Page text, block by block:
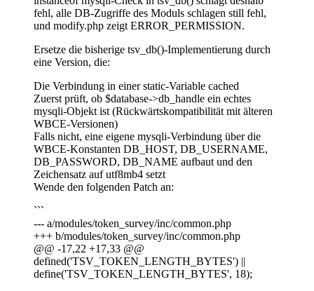
fehl, alle DB-Zugriffe des Moduls schlagen still fehl,
und modify.php zeigt ERROR_PERMISSION.
Ersetze die bisherige tsv_db()-Implementierung durch
eine Version, die:
Die Verbindung in einer static-Variable cached
Zuerst prüft, ob $database->db_handle ein echtes
mysqli-Objekt ist (Rückwärtskompatibilität mit älteren
WBCE-Versionen)
Falls nicht, eine eigene mysqli-Verbindung über die
WBCE-Konstanten DB_HOST, DB_USERNAME,
DB_PASSWORD, DB_NAME aufbaut und den
Zeichensatz auf utf8mb4 setzt
Wende den folgenden Patch an:
```
--- a/modules/token_survey/inc/common.php
+++ b/modules/token_survey/inc/common.php
@@ -17,22 +17,33 @@
defined('TSV_TOKEN_LENGTH_BYTES') ||
define('TSV_TOKEN_LENGTH_BYTES', 18);